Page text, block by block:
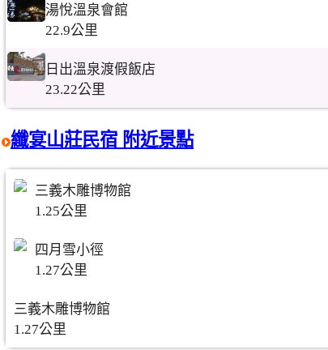
湯悅溫泉會館
22.9公里
日出溫泉渡假飯店
23.22公里
纖宴山莊民宿 附近景點
三義木雕博物館
1.25公里
四月雪小徑
1.27公里
三義木雕博物館
1.27公里